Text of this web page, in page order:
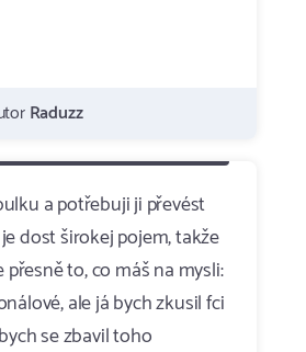
Raduzz
a potřebuji ji převést
dost širokej pojem, takže
to, co máš na mysli:
ale já bych zkusil fci
se zbavil toho